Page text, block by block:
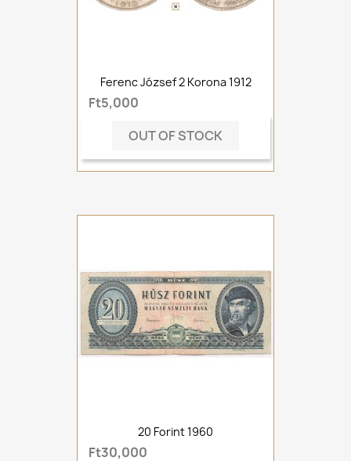
Ferenc József 2 Korona 1912
Ft5,000
OUT OF STOCK
20 Forint 1960
Ft30,000